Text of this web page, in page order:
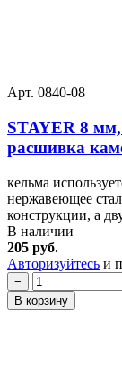
Арт. 0840-08
STAYER 8 мм,
расшивка
кельма
нержавеющее
конструкции, а
В наличии
205 руб.
Авторизуйтесь и
−
В корзину